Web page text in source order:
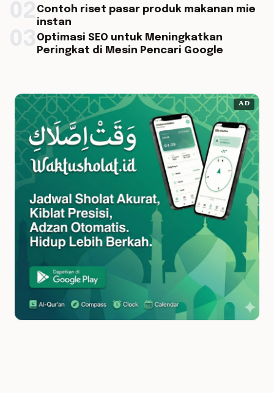
Contoh riset pasar produk makanan mie
instan
Optimasi SEO untuk Meningkatkan
Peringkat di Mesin Pencari Google
AD